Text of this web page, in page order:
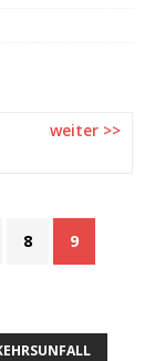
weiter >>
8 9